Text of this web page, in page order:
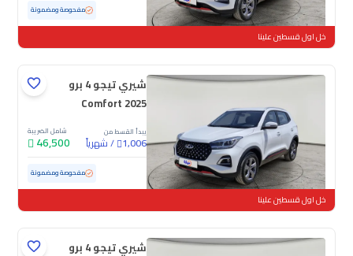
مستعملة 19,608 كم ممشى قليل مفحوصة ومضمونة
خل اول قسطين علينا
شيري تيجو 4 برو
Comfort 2025
يبدأ القسط من
1,006
/شهرياً
شامل الضريبة
46,500
مستعملة 27,739 كم ممشى قليل مفحوصة ومضمونة
خل اول قسطين علينا
شيري تيجو 4 برو